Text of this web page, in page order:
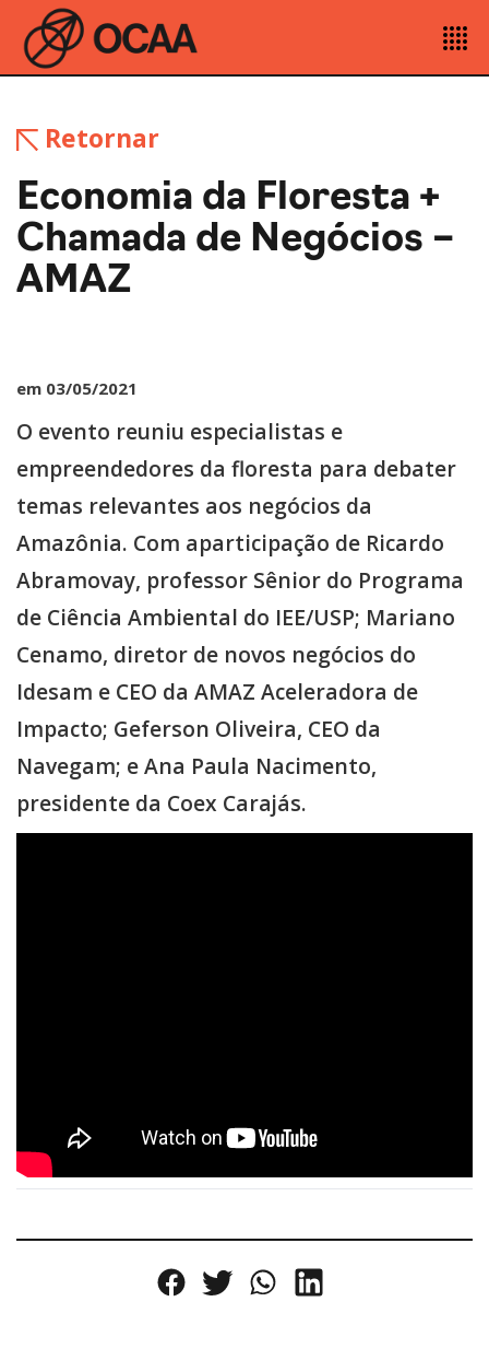
Retornar
Economia da Floresta +
Chamada de Negócios –
AMAZ
em 03/05/2021
O evento reuniu especialistas e
empreendedores da floresta para debater
temas relevantes aos negócios da
Amazônia. Com aparticipação de Ricardo
Abramovay, professor Sênior do Programa
de Ciência Ambiental do IEE/USP; Mariano
Cenamo, diretor de novos negócios do
Idesam e CEO da AMAZ Aceleradora de
Impacto; Geferson Oliveira, CEO da
Navegam; e Ana Paula Nacimento,
presidente da Coex Carajás.